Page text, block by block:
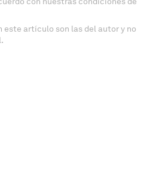
este artículo son las del autor y no